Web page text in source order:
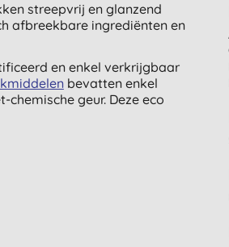
streepvrij en glanzend
afbreekbare ingrediënten en
en enkel verkrijgbaar
bevatten enkel
geur. Deze eco